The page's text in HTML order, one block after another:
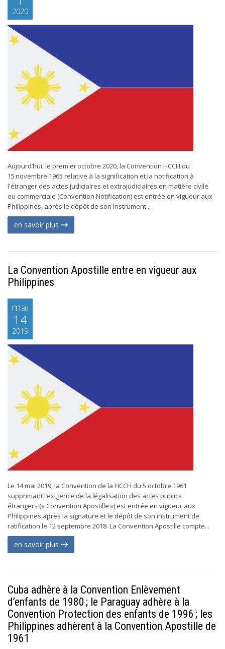
2020
Aujourd’hui, le premier octobre 2020, la Convention HCCH du
15 novembre 1965 relative à la signification et la notification à
l'étranger des actes judiciaires et extrajudiciaires en matière civile
ou commerciale (Convention Notification) est entrée en vigueur aux
Philippines, après le dépôt de son instrument...
en savoir plus
La Convention Apostille entre en vigueur aux
Philippines
mai
14
2019
Le 14 mai 2019, la Convention de la HCCH du 5 octobre 1961
supprimant l’exigence de la légalisation des actes publics
étrangers (« Convention Apostille ») est entrée en vigueur aux
Philippines après la signature et le dépôt de son instrument de
ratification le 12 septembre 2018. La Convention Apostille compte...
en savoir plus
Cuba adhère à la Convention Enlèvement
d’enfants de 1980 ; le Paraguay adhère à la
Convention Protection des enfants de 1996 ; les
Philippines adhèrent à la Convention Apostille de
1961